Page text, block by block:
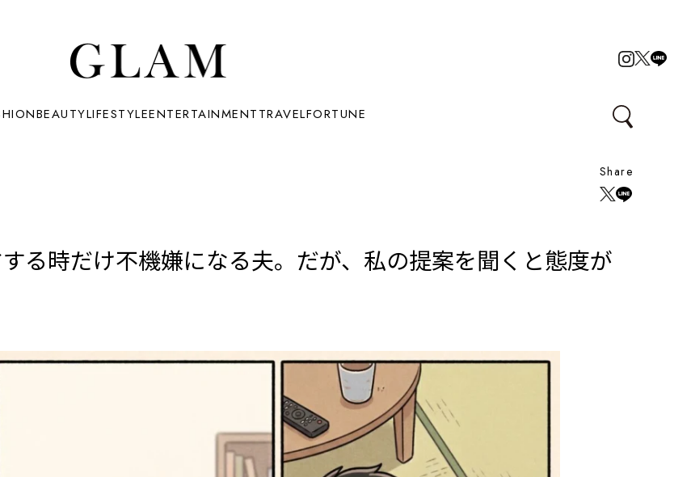
BEAUTYLIFESTYLEENTERTAINMENTTRAVELFORTUNE
Share
る時だけ不機嫌になる夫。だが、私の提案を聞くと態度が